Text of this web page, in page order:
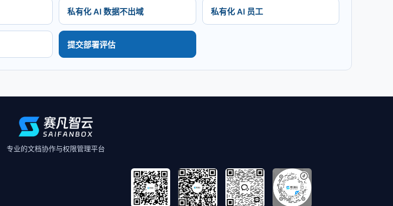
私有化 AI 数据不出域 私有化 AI 员工
提交部署评估
专业的文档协作与权限管理平台